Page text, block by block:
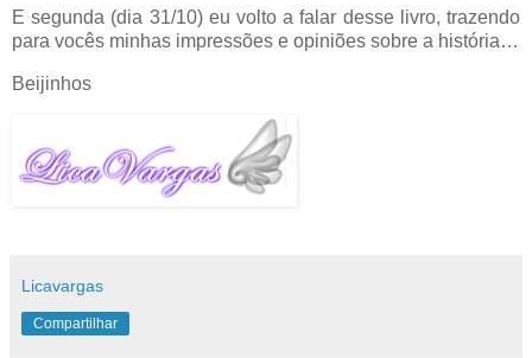
E segunda (dia 31/10) eu volto a falar desse livro, trazendo
para vocês minhas impressões e opiniões sobre a história…
Beijinhos
Licavargas
Compartilhar